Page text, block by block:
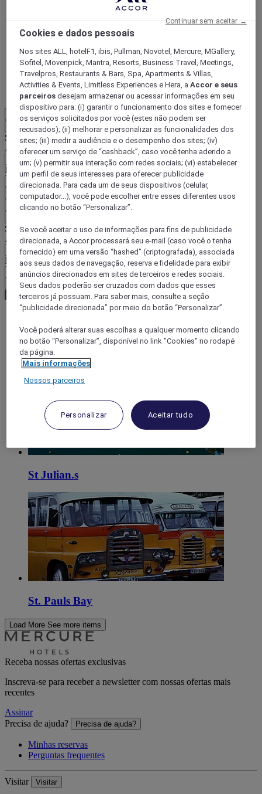
15% de desconto durante todo o ano
estadias em +30 marcas
DESCOBRIR
Mais
PT-BR
Voltar
Selecione seu país e idioma abaixo
Área geográfica
País/região-idioma
Confirmar meu país e idioma
EUR (€)
Selecione sua moeda abaixo
Área geográfica
Moeda
Confirmar minha moeda
World
Europe
Malta
St Julian.s
St. Pauls Bay
Load More See more items
Receba nossas ofertas exclusivas
Inscreva-se para receber a newsletter com nossas ofertas mais
recentes
Assinar
Precisa de ajuda?
Precisa de ajuda?
Minhas reservas
Perguntas frequentes
Visitar Visitar
Cookies e dados pessoais
Nos sites ALL, hotelF1, ibis, Pullman, Novotel, Mercure, MGallery,
Sofitel, Movenpick, Mantra, Resorts, Business Travel, Meetings,
Travelpros, Restaurants & Bars, Spa, Apartments & Villas,
Activities & Events, Limitless Experiences e Hera, aAccor e seus
parceiros desejam armazenar ou acessar informações em seu
dispositivo para: (i) garantir o funcionamento dos sites e fornecer
os serviços solicitados por você (estes não podem ser
recusados); (ii) melhorar e personalizar as funcionalidades dos
sites; (iii) medir a audiência e o desempenho dos sites; (iv)
oferecer um serviço de “cashback”, caso você tenha aderido a
um; (v) permitir sua interação com redes sociais; (vi) estabelecer
um perfil de seus interesses para oferecer publicidade
direcionada. Para cada um de seus dispositivos (celular,
computador...), você pode escolher entre esses diferentes usos
clicando no botão “Personalizar”.
Se você aceitar o uso de informações para fins de publicidade
direcionada, a Accor processará seu e-mail (caso você o tenha
fornecido) em uma versão “hashed” (criptografada), associada
aos seus dados de navegação, reserva e fidelidade para exibir
anúncios direcionados em sites de terceiros e redes sociais.
Seus dados poderão ser cruzados com dados que esses
terceiros já possuam. Para saber mais, consulte a seção
“publicidade direcionada” por meio do botão “Personalizar”.
Você poderá alterar suas escolhas a qualquer momento clicando
no botão “Personalizar”, disponível no link "Cookies" no rodapé
da página.
Mais informações
Nossos parceiros
Personalizar Aceitar tudo
Continuar sem aceitar →